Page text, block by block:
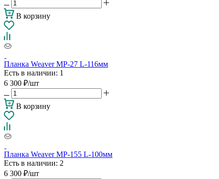
В корзину
Планка Weaver МР-27 L-116мм
Есть в наличии: 1
6 300 ₽/шт
В корзину
Планка Weaver МР-155 L-100мм
Есть в наличии: 2
6 300 ₽/шт